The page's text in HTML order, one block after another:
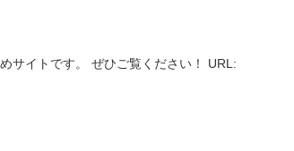
サイトです。 ぜひご覧ください！ URL: